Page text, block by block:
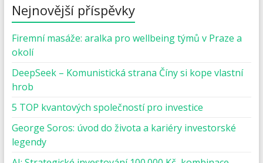
Nejnovější příspěvky
Firemní masáže: aralka pro wellbeing týmů v Praze a
okolí
DeepSeek – Komunistická strana Číny si kope vlastní
hrob
5 TOP kvantových společností pro investice
George Soros: úvod do života a kariéry investorské
legendy